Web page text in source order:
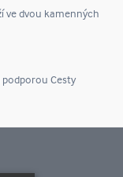
ve dvou kamenných
Cesty